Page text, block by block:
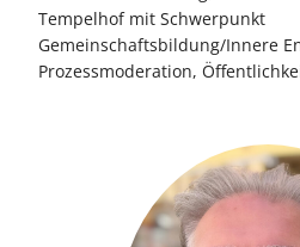
Tempelhof mit Schwerpunkt
Gemeinschaftsbildung/Innere
Prozessmoderation,